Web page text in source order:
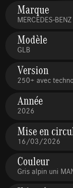
Marque
MERCEDES-BENZ
Modèle
GLB
Version
250+ avec
Année
2026
Mise en
16/03/2026
Couleur
Gris alpin uni